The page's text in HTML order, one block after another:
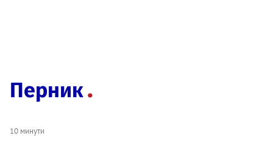
Перник
10 минути